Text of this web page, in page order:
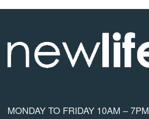
MONDAY TO FRIDAY 10AM – 7PM